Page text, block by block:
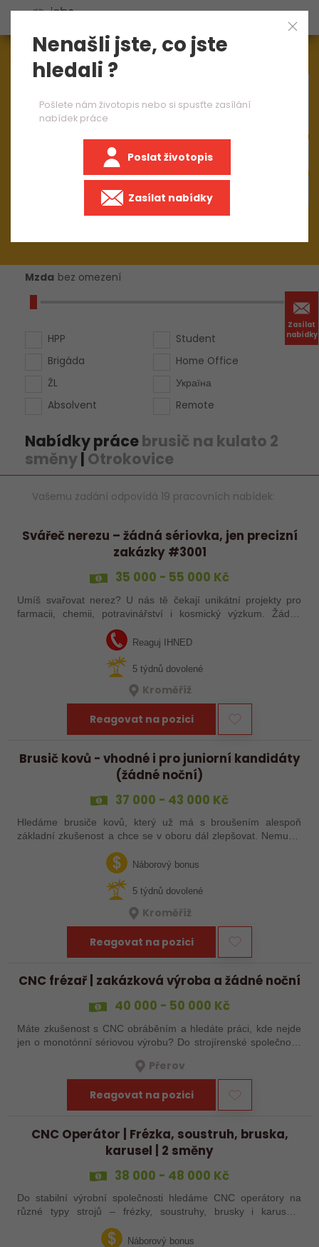
Zasílat
nabídky
Aktuálně1545nabídek práce
Mzda bez omezení
HPP
Brigáda
ŽL
Absolvent
Student
Home Office
Україна
Remote
Nabídky prácebrusič na kulato 2
směny| Otrokovice
Vašemu zadání odpovídá 19 pracovních nabídek:
Svářeč nerezu – žádná sériovka, jen precizní
zakázky #3001
35 000 - 55 000 Kč
Umíš svařovat nerez? U nás tě čekají unikátní projekty pro
farmacii, chemii, potravinářství i kosmický výzkum. Žádná
rutina, ale precizní práce, která má smysl.
Reaguj IHNED
5 týdnů dovolené
Kroměříž
Reagovat na pozici
Brusič kovů - vhodné i pro juniorní kandidáty
(žádné noční)
37 000 - 43 000 Kč
Hledáme brusiče kovů, který už má s broušením alespoň
základní zkušenost a chce se v oboru dál zlepšovat. Nemusíš
abys už někdy pracoval…Náborový bonus
5 týdnů dovolené
Kroměříž
Reagovat na pozici
CNC frézař | zakázková výroba a žádné noční
40 000 - 50 000 Kč
Máte zkušenost s CNC obráběním a hledáte práci, kde nejde
jen o monotónní sériovou výrobu? Do strojírenské společnosti
Přerov
Reagovat na pozici
CNC Operátor | Frézka, soustruh, bruska,
karusel | 2 směny
38 000 - 48 000 Kč
Do stabilní výrobní společnosti hledáme CNC operátory na
různé typy strojů – frézky, soustruhy, brusky i karusely.
Uplatnění u nás najdou zkušení obráběči i absolventi
technických oborů, kteří se…Náborový bonus
Nenašli jste, co jste
hledali ?
Pošlete nám životopis nebo si spusťte zasílání
nabídek práce
Poslat životopis
Zasílat nabídky